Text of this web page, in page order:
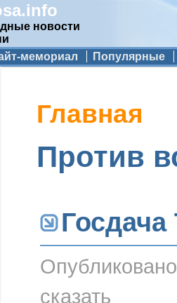
новости
меню
мемориал Популярные
Вы здесь
Главная
Против
сказать